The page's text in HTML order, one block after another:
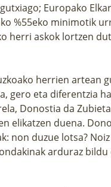
Europako
%55eko minimotik
herri askok lortzen
herrien artean
gero eta diferentzia
Donostia da
elikatzen duena.
non duzue lotsa?
arduraz bildu